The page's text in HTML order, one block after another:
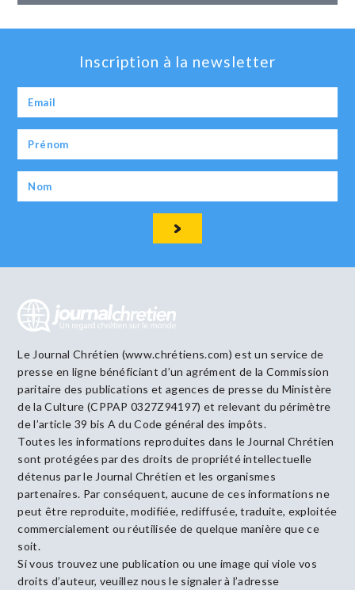
Inscription à la newsletter
Le Journal Chrétien (www.chrétiens.com) est un service de
presse en ligne bénéficiant d’un agrément de la Commission
paritaire des publications et agences de presse du Ministère
de la Culture (CPPAP 0327Z94197) et relevant du périmètre
de l’article 39 bis A du Code général des impôts.
Toutes les informations reproduites dans le Journal Chrétien
sont protégées par des droits de propriété intellectuelle
détenus par le Journal Chrétien et les organismes
partenaires. Par conséquent, aucune de ces informations ne
peut être reproduite, modifiée, rediffusée, traduite, exploitée
commercialement ou réutilisée de quelque manière que ce
soit.
Si vous trouvez une publication ou une image qui viole vos
droits d’auteur, veuillez nous le signaler à l’adresse